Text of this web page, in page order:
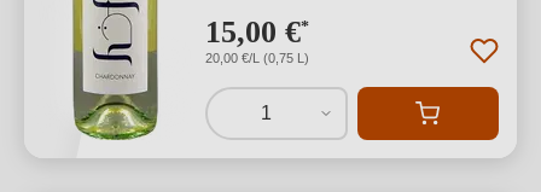
15,00 €*
20,00 €/L (0,75 L)
1